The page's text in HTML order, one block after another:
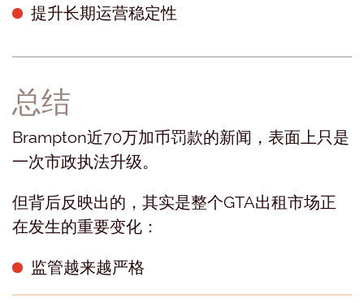
提升长期运营稳定性
总结
Brampton近70万加币罚款的新闻，表面上只是
一次市政执法升级。
但背后反映出的，其实是整个GTA出租市场正
在发生的重要变化：
监管越来越严格